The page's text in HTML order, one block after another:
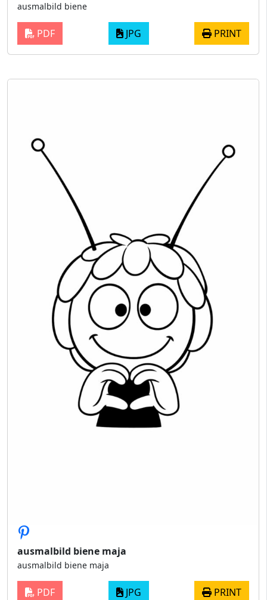
ausmalbild biene
PDF JPG PRINT
ausmalbild biene maja
ausmalbild biene maja
PDF JPG PRINT